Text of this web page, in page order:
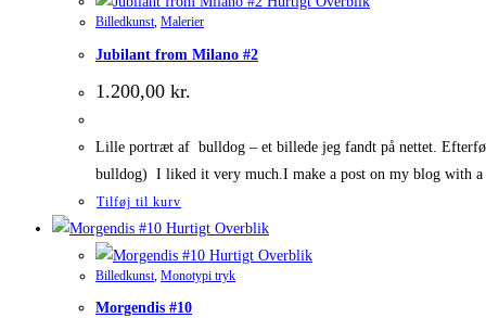
Billedkunst, Malerier
Jubilant from Milano #2
1.200,00 kr.
Lille portræt af bulldog – et billede jeg fandt på nettet.
bulldog) I liked it very much.I make a post on my blog with
Tilføj til kurv
Hurtigt Overblik
Hurtigt Overblik
Billedkunst Monotypi tryk
Morgendis #10